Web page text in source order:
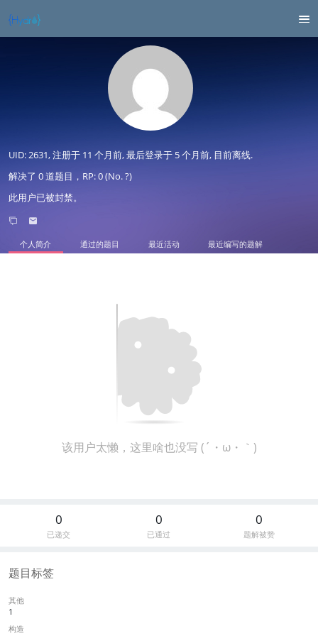
UID: 2631, 注册于 11 个月前, 最后登录于5 个月前, 目前离线.
解决了 0 道题目，RP: 0 (No. ?)
此用户已被封禁。
个人简介 通过的题目 最近活动 最近编写的题解
该用户太懒，这里啥也没写 (´・ω・｀)
0
已递交
0
已通过
0
题解被赞
题目标签
其他
1
构造